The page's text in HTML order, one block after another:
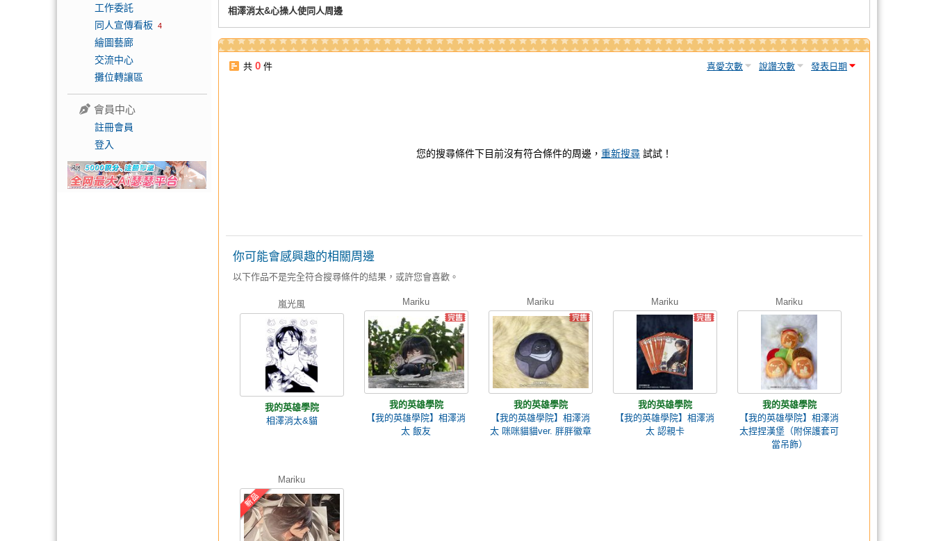
工作委託
同人宣傳看板 4
繪圖藝廊
交流中心
攤位轉讓區
會員中心
註冊會員
登入
相澤消太&心操人使同人周邊
共 0 件 喜愛次數 說讚次數 發表日期
您的搜尋條件下目前沒有符合條件的周邊， 重新搜尋 試試！
你可能會感興趣的相關周邊
以下作品不是完全符合搜尋條件的結果，或許您會喜歡。
嵐光風
我的英雄學院
相澤消太&貓
Mariku
我的英雄學院
【我的英雄學院】相澤消
太 飯友
Mariku
我的英雄學院
【我的英雄學院】相澤消
太 咪咪貓貓ver. 胖胖徽章
Mariku
我的英雄學院
【我的英雄學院】相澤消
太 認親卡
Mariku
我的英雄學院
【我的英雄學院】相澤消
太捏捏漢堡（附保護套可
當吊飾）
Mariku